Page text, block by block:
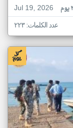
Jul 19, 2026
عدد الكلمات: ٢٢٣